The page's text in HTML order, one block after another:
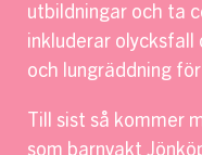
utbildningar och ta
inkluderar olycksfall
och lungräddning
Till sist så kommer
som barnvakt